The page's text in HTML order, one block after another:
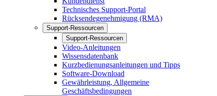
Technisches Support-Portal
Rücksendegenehmigung (RMA)
Support-Ressourcen
Support-Ressourcen
Video-Anleitungen
Wissensdatenbank
Kurzbedienungsanleitungen und Tipps
Software-Download
Gewährleistung, Allgemeine
Geschäftsbedingungen